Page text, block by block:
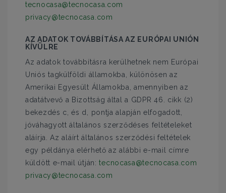
tecnocasa@tecnocasa.com
privacy@tecnocasa.com
AZ ADATOK TOVÁBBÍTÁSA AZ EURÓPAI UNIÓN
KÍVÜLRE
Az adatok továbbításra kerülhetnek nem Európai
Uniós tagkülföldi államokba, különösen az
Amerikai Egyesült Államokba, amennyiben az
adatátvevő a Bizottság által a GDPR 46. cikk (2)
bekezdés c, és d, pontja alapján elfogadott,
jóváhagyott általános szerződéses feltételeket
aláírja. Az aláírt általános szerződési feltételek
egy példánya elérhető az alábbi e-mail címre
küldött e-mail útján:tecnocasa@tecnocasa.com
privacy@tecnocasa.com